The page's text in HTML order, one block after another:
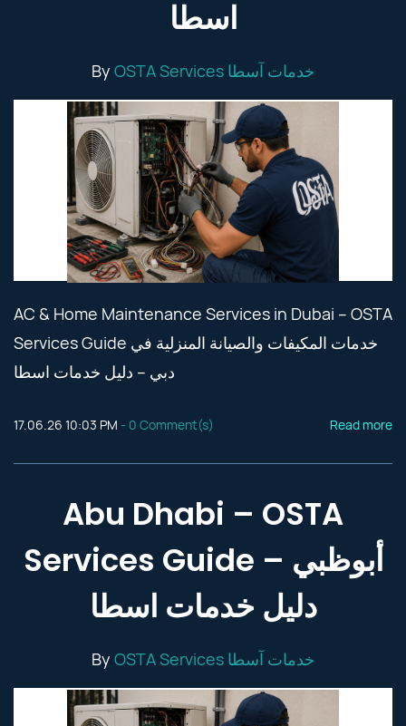
اسطا
By OSTA Services خدمات آسطا
AC & Home Maintenance Services in Dubai – OSTA
Services Guide خدمات المكيفات والصيانة المنزلية في
دبي – دليل خدمات اسطا
17.06.26 10:03 PM - 0 Comment(s) Read more
Abu Dhabi – OSTA
Services Guide أبوظبي –
دليل خدمات اسطا
By OSTA Services خدمات آسطا